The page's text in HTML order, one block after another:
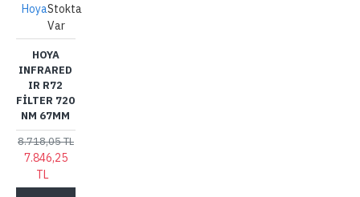
HoyaStokta
Var
HOYA
INFRARED
IR R72
FILTER 720
NM 67MM
8.718,05 TL
7.846,25
TL